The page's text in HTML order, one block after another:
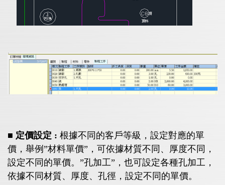
■ 定價設定 : 根據不同的客戶等級，設定對應的單
價，舉例”材料單價”，可依據材質不同、厚度不同，
設定不同的單價。”孔加工”，也可設定各種孔加工，
依據不同材質、厚度、孔徑，設定不同的單價。